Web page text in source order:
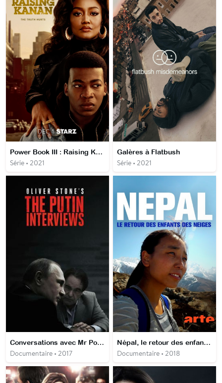
Power Book III : Raising Kanan
Série • 2021
Galères à Flatbush
Série • 2021
Conversations avec Mr Poutine
Documentaire • 2017
Népal, le retour des enfants des neiges
Documentaire • 2018